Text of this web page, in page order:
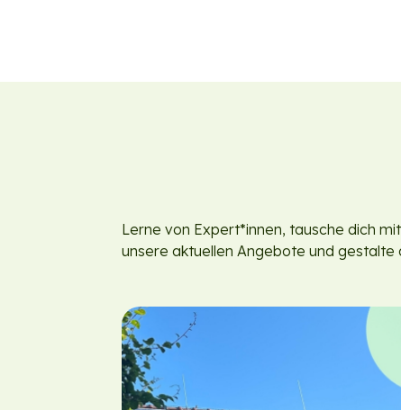
Lerne von Expert*innen, tausche dich
unsere aktuellen Angebote und gestalte